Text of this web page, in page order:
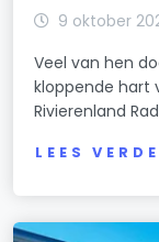
9 oktober
Veel van hen
kloppende hart
Rivierenland
LEES